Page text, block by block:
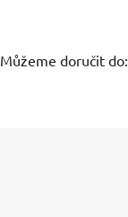
Můžeme doručit do: